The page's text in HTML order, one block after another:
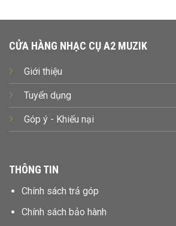
CỬA HÀNG NHẠC CỤ A2 MUZIK
Giới thiệu
Tuyển dụng
Góp ý - Khiếu nại
THÔNG TIN
Chính sách trả góp
Chính sách bảo hành